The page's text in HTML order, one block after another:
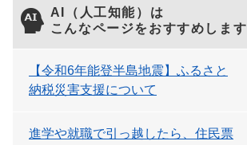
AI（人工知能）は
こんなページをおすすめします
【令和6年能登半島地震】ふるさと
納税災害支援について
進学や就職で引っ越したら、住民票